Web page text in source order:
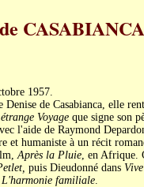
CASABIANCA
1957.
de Casabianca, elle
Voyage que signe son
l'aide de Raymond
et humaniste à un récit
Après la Pluie, en Afrique.
puis Dieudonné dans
L'harmonie familiale.